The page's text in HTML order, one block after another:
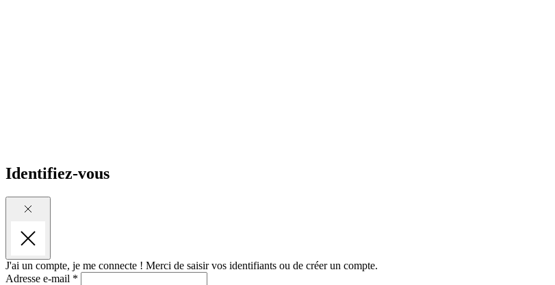
Identifiez-vous
J'ai un compte, je me connecte ! Merci de saisir vos identifiants ou de créer un compte.
Adresse e-mail *